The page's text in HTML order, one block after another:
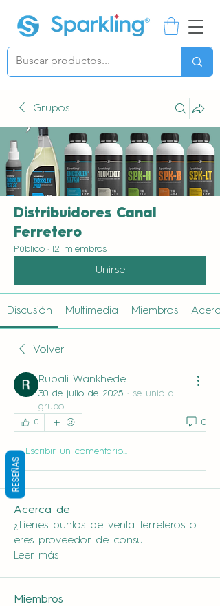
Grupos
Distribuidores Canal
Ferretero
Público · 12 miembros
Unirse
Discusión Multimedia Miembros
Volver
Rupali Wankhede
30 de julio de 2025 · se unió al
grupo.
0 0
Escribir un comentario...
Acerca de
¿Tienes puntos de venta ferreteros o
eres proveedor de consu...
Leer más
Miembros
RESEÑAS